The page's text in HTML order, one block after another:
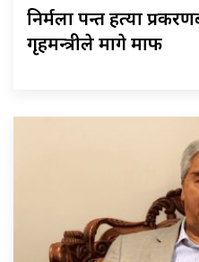
निर्मला पन्त हत्या
गृहमन्त्रीले मागे माफी